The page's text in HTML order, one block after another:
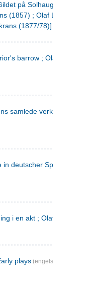
på Solhaug (1883) ;
(1857) ; Olaf Liljekrans
(1877/78)]
barrow ; Olaf Liljekrans
samlede verker. 3
deutscher Sprache. 2
i en akt ; Olaf Liljekrans :
plays (engelsk)